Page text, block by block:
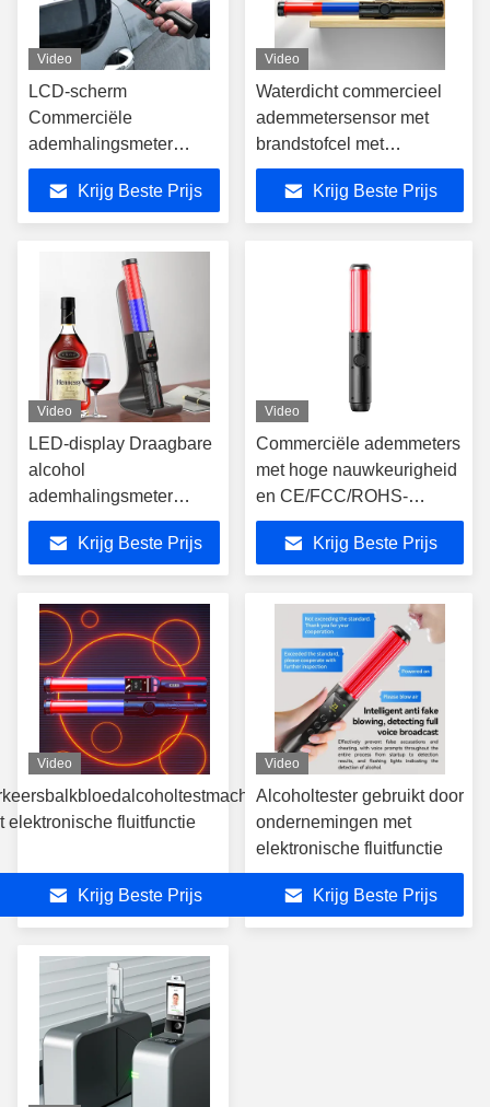
Video
LCD-scherm
Commerciële
ademhalingsmeter
Baton Type
Elektrochemische
brandstofcel
ademhalingsmeter
Krijg Beste Prijs
Video
Waterdicht commercieel
ademmetersensor met
brandstofcel met
geluidsoproepen
Krijg Beste Prijs
Video
LED-display Draagbare
alcohol
ademhalingsmeter
Handheld Drunken
Check Baton
Krijg Beste Prijs
Video
Commerciële ademmeters
met hoge nauwkeurigheid
en CE/FCC/ROHS-
certificaat
Krijg Beste Prijs
Video
elektronische fluitfunctie
Krijg Beste Prijs
Video
Alcoholtester gebruikt door
ondernemingen met
elektronische fluitfunctie
Krijg Beste Prijs